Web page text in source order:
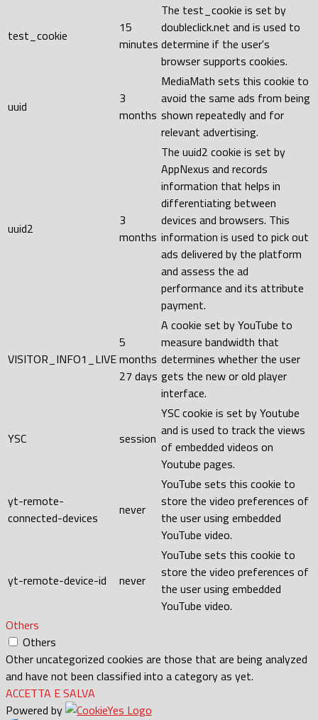
test_cookie
15
minutes
The test_cookie is set by
doubleclick.net and is used to
determine if the user's
browser supports cookies.
uuid
3
months
MediaMath sets this cookie to
avoid the same ads from being
shown repeatedly and for
relevant advertising.
uuid2
3
months
The uuid2 cookie is set by
AppNexus and records
information that helps in
differentiating between
devices and browsers. This
information is used to pick out
ads delivered by the platform
and assess the ad
performance and its attribute
payment.
VISITOR_INFO1_LIVE
5
months
27 days
A cookie set by YouTube to
measure bandwidth that
determines whether the user
gets the new or old player
interface.
YSC session
YSC cookie is set by Youtube
and is used to track the views
of embedded videos on
Youtube pages.
yt-remote-
connected-devices
never
YouTube sets this cookie to
store the video preferences of
the user using embedded
YouTube video.
yt-remote-device-id never
YouTube sets this cookie to
store the video preferences of
the user using embedded
YouTube video.
Others
Others
Other uncategorized cookies are those that are being analyzed
and have not been classified into a category as yet.
ACCETTA E SALVA
Powered by